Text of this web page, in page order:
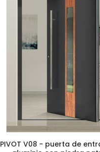
PIVOT V08 - puerta de